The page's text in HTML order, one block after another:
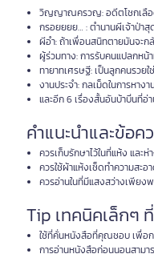
วิญญาณครวญ: อดีตโชกเลือ
กรอยยยย… : ตำนานผีเจ้าป่
ผีอำ: ถ้าเพื่อนสนิทตายมันจะก
ผู้ร่วมทาง: การรับคนแปลกหน้
ทายาทเศรษฐี: เป็นลูกคนรวยใ
งานประจำ: กลเม็ดในการหาง
และอีก 6 เรื่องสั้นอันบ้าบิ่นที่อ่
คำแนะนำและข้อค
ควรเก็บรักษาไว้ในที่แห้ง และ
ควรใช้ผ้าแห้งเช็ดทำความสะอ
ควรอ่านในที่มีแสงสว่างเพีย
Tip เทคนิคเล็กๆ
ใช้ที่คั่นหนังสือที่คุณชอบ เพื่อ
การอ่านหนังสือก่อนนอนสาม